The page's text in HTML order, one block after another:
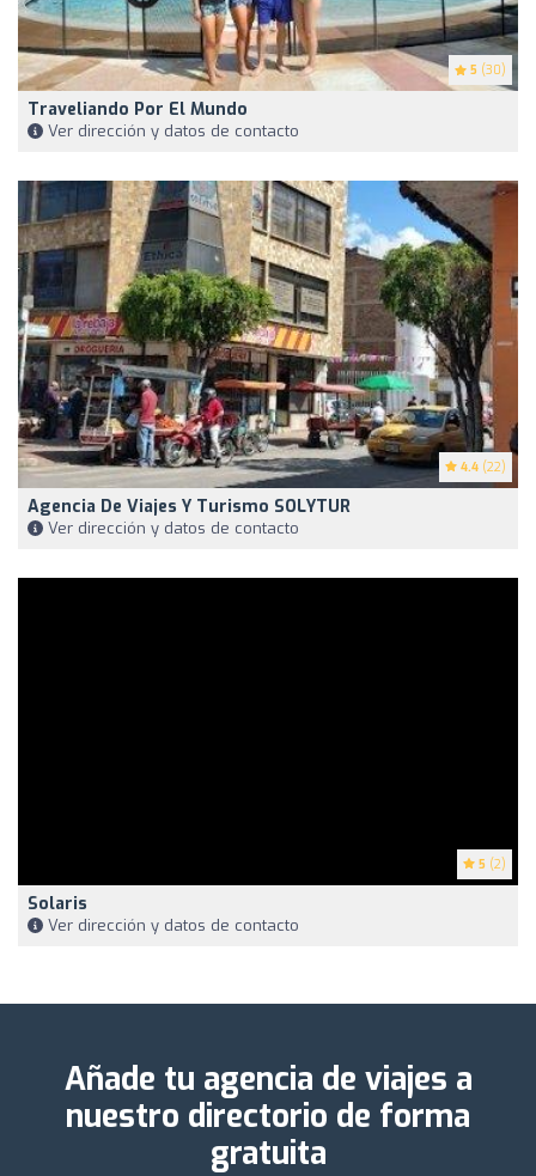
5 (30)
Traveliando Por El Mundo
Ver dirección y datos de contacto
4.4 (22)
Agencia De Viajes Y Turismo SOLYTUR
Ver dirección y datos de contacto
5 (2)
Solaris
Ver dirección y datos de contacto
Añade tu agencia de viajes a
nuestro directorio de forma
gratuita